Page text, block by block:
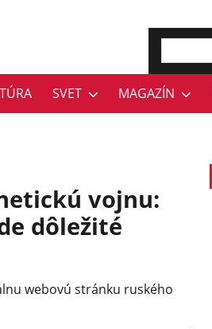
SVET MAGAZÍN
vojnu:
dôležité
webovú stránku ruského